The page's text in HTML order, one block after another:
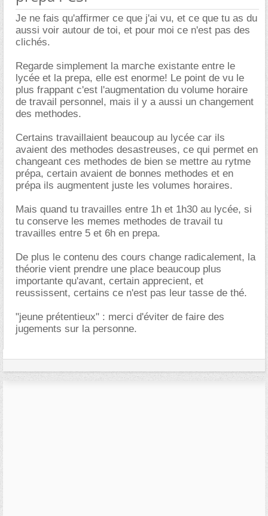
Je ne fais qu'affirmer ce que j'ai vu, et ce que tu as du
aussi voir autour de toi, et pour moi ce n'est pas des
clichés.
Regarde simplement la marche existante entre le
lycée et la prepa, elle est enorme! Le point de vu le
plus frappant c'est l'augmentation du volume horaire
de travail personnel, mais il y a aussi un changement
des methodes.
Certains travaillaient beaucoup au lycée car ils
avaient des methodes desastreuses, ce qui permet en
changeant ces methodes de bien se mettre au rytme
prépa, certain avaient de bonnes methodes et en
prépa ils augmentent juste les volumes horaires.
Mais quand tu travailles entre 1h et 1h30 au lycée, si
tu conserve les memes methodes de travail tu
travailles entre 5 et 6h en prepa.
De plus le contenu des cours change radicalement, la
théorie vient prendre une place beaucoup plus
importante qu'avant, certain apprecient, et
reussissent, certains ce n'est pas leur tasse de thé.
"jeune prétentieux" : merci d'éviter de faire des
jugements sur la personne.